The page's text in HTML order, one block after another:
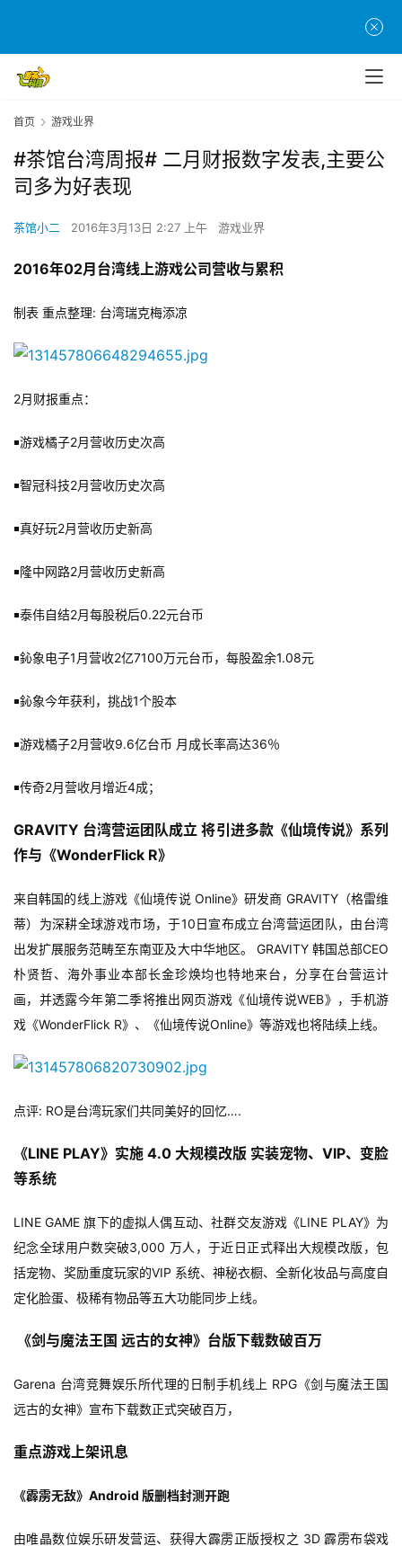
首页 游戏业界
#茶馆台湾周报# 二月财报数字发表,主要公
司多为好表现
茶馆小二 2016年3月13日 2:27 上午 游戏业界
2016年02月台湾线上游戏公司营收与累积
制表 重点整理: 台湾瑞克梅添凉
2月财报重点：
￭游戏橘子2月营收历史次高
￭智冠科技2月营收历史次高
￭真好玩2月营收历史新高
￭隆中网路2月营收历史新高
￭泰伟自结2月每股税后0.22元台币
￭鈊象电子1月营收2亿7100万元台币，每股盈余1.08元
￭鈊象今年获利，挑战1个股本
￭游戏橘子2月营收9.6亿台币 月成长率高达36％
￭传奇2月营收月增近4成；
GRAVITY 台湾营运团队成立 将引进多款《仙境传说》系列
作与《WonderFlick R》
来自韩国的线上游戏《仙境传说 Online》研发商 GRAVITY（格雷维
蒂）为深耕全球游戏市场，于10日宣布成立台湾营运团队，由台湾
出发扩展服务范畴至东南亚及大中华地区。 GRAVITY 韩国总部CEO
朴贤哲、海外事业本部长金珍焕均也特地来台，分享在台营运计
画，并透露今年第二季将推出网页游戏《仙境传说WEB》，手机游
戏《WonderFlick R》、《仙境传说Online》等游戏也将陆续上线。
点评: RO是台湾玩家们共同美好的回忆….
《LINE PLAY》实施 4.0 大规模改版 实装宠物、VIP、变脸
等系统
LINE GAME 旗下的虚拟人偶互动、社群交友游戏《LINE PLAY》为
纪念全球用户数突破3,000 万人，于近日正式释出大规模改版，包
括宠物、奖励重度玩家的VIP 系统、神秘衣橱、全新化妆品与高度自
定化脸蛋、极稀有物品等五大功能同步上线。
《剑与魔法王国 远古的女神》台版下载数破百万
Garena 台湾竞舞娱乐所代理的日制手机线上 RPG《剑与魔法王国
远古的女神》宣布下载数正式突破百万，
重点游戏上架讯息
《霹雳无敌》Android 版删档封测开跑
由唯晶数位娱乐研发营运、获得大霹雳正版授权之 3D 霹雳布袋戏